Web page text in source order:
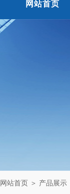
网站首页
网站首页 ＞ 产品展示